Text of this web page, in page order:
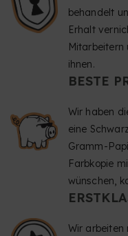
behandelt
Erhalt
Mitarbeitern
ihnen.
BESTE
Wir haben
eine
Gramm-
Farbkopie
wünschen,
Wir arbeiten